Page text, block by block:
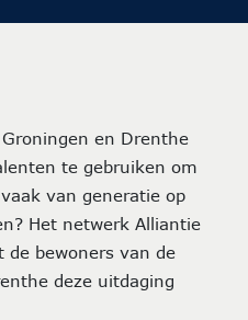
en Drenthe
te gebruiken om
van generatie op
Het netwerk Alliantie
bewoners van de
deze uitdaging